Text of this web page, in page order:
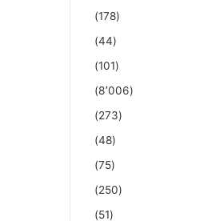
(178)
(44)
(101)
(8٬006)
(273)
(48)
(75)
(250)
(51)